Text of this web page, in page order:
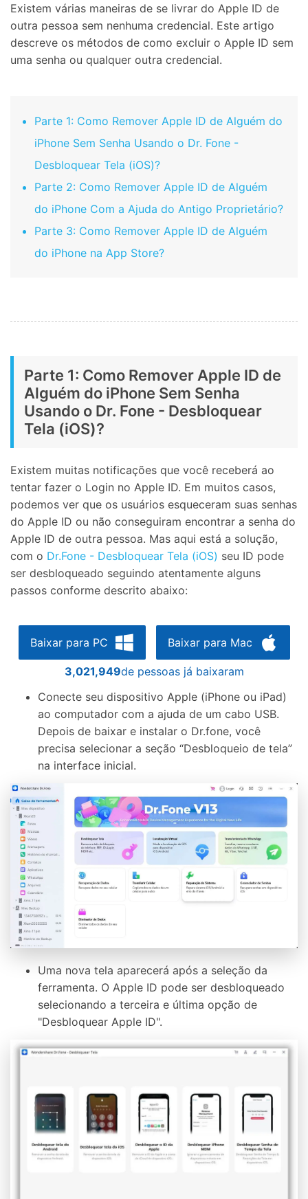
Existem várias maneiras de se livrar do Apple ID de
outra pessoa sem nenhuma credencial. Este artigo
descreve os métodos de como excluir o Apple ID sem
uma senha ou qualquer outra credencial.
Parte 1: Como Remover Apple ID de Alguém do
iPhone Sem Senha Usando o Dr. Fone -
Desbloquear Tela (iOS)?
Parte 2: Como Remover Apple ID de Alguém
do iPhone Com a Ajuda do Antigo Proprietário?
Parte 3: Como Remover Apple ID de Alguém
do iPhone na App Store?
Parte 1: Como Remover Apple ID de
Alguém do iPhone Sem Senha
Usando o Dr. Fone - Desbloquear
Tela (iOS)?
Existem muitas notificações que você receberá ao
tentar fazer o Login no Apple ID. Em muitos casos,
podemos ver que os usuários esqueceram suas senhas
do Apple ID ou não conseguiram encontrar a senha do
Apple ID de outra pessoa. Mas aqui está a solução,
com o Dr.Fone - Desbloquear Tela (iOS) seu ID pode
ser desbloqueado seguindo atentamente alguns
passos conforme descrito abaixo:
Baixar para PC Baixar para Mac
3,021,950de pessoas já baixaram
Conecte seu dispositivo Apple (iPhone ou iPad)
ao computador com a ajuda de um cabo USB.
Depois de baixar e instalar o Dr.fone, você
precisa selecionar a seção “Desbloqueio de tela”
na interface inicial.
Uma nova tela aparecerá após a seleção da
ferramenta. O Apple ID pode ser desbloqueado
selecionando a terceira e última opção de
"Desbloquear Apple ID".